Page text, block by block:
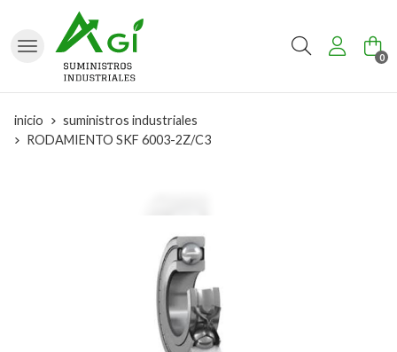
Buscar 0
inicio
suministros industriales
RODAMIENTO SKF 6003-2Z/C3